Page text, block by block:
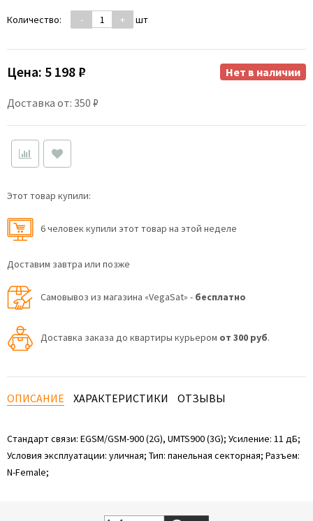
Количество: - + шт
Цена: 5 198 ₽
Доставка от: 350 ₽
Нет в наличии
Этот товар купили:
6 человек купили этот товар на этой неделе
Доставим завтра или позже
Самовывоз из магазина «VegaSat» - бесплатно
Доставка заказа до квартиры курьером от 300 руб.
ОПИСАНИЕ ХАРАКТЕРИСТИКИ ОТЗЫВЫ
Стандарт связи: EGSM/GSM-900 (2G), UMTS900 (3G); Усиление: 11 дБ;
Условия эксплуатации: уличная; Тип: панельная секторная; Разъем:
N-Female;